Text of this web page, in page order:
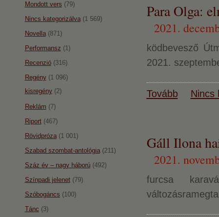
Para Olga:
2021.
ködbevesző
2021.
Tovább Nincs
Gáll Ilona
2021.
furcsa
Mondott vers (79)
Nincs kategorizálva(1 569)
Novella(871)
Performansz (1)
Recenzió(316)
Regény(1 096)
kisregény(2)
Reklám (7)
Riport(467)
Rövidpróza(1 001)
Szabad szombat-antológia(211)
Száz év – nagy háború(492)
Színpadi jelenet(79)
Szóbogáncs (100)
Tánc (3)